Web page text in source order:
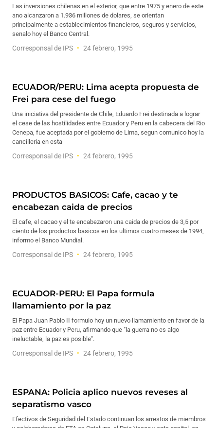
Las inversiones chilenas en el exterior, que entre 1975 y enero de este
ano alcanzaron a 1.936 millones de dolares, se orientan
principalmente a establecimientos financieros, seguros y servicios,
senalo hoy el Banco Central.
Corresponsal de IPS 24 febrero, 1995
ECUADOR/PERU: Lima acepta propuesta de
Frei para cese del fuego
Una iniciativa del presidente de Chile, Eduardo Frei destinada a lograr
el cese de las hostilidades entre Ecuador y Peru en la cabecera del Rio
Cenepa, fue aceptada por el gobierno de Lima, segun comunico hoy la
cancilleria en esta
Corresponsal de IPS 24 febrero, 1995
PRODUCTOS BASICOS: Cafe, cacao y te
encabezan caida de precios
El cafe, el cacao y el te encabezaron una caida de precios de 3,5 por
ciento de los productos basicos en los ultimos cuatro meses de 1994,
informo el Banco Mundial.
Corresponsal de IPS 24 febrero, 1995
ECUADOR-PERU: El Papa formula
llamamiento por la paz
El Papa Juan Pablo II formulo hoy un nuevo llamamiento en favor de la
paz entre Ecuador y Peru, afirmando que "la guerra no es algo
ineluctable, la paz es posible".
Corresponsal de IPS 24 febrero, 1995
ESPANA: Policia aplico nuevos reveses al
separatismo vasco
Efectivos de Seguridad del Estado continuan los arrestos de miembros